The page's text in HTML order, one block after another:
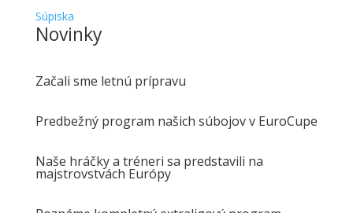
Súpiska
Novinky
Začali sme letnú prípravu
Predbežný program našich súbojov v EuroCupe
Naše hráčky a tréneri sa predstavili na
majstrovstvách Európy